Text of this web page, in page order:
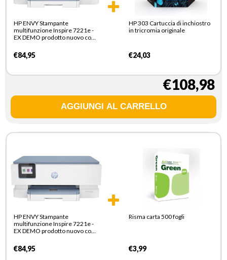
HP ENVY Stampante
multifunzione Inspire 7221e -
EX DEMO prodotto nuovo con
€84,95
HP 303 Cartuccia di inchiostro
in tricromia originale
€24,03
€108,98
HP ENVY Stampante
multifunzione Inspire 7221e -
EX DEMO prodotto nuovo con
€84,95
Risma carta 500 fogli
€3,99